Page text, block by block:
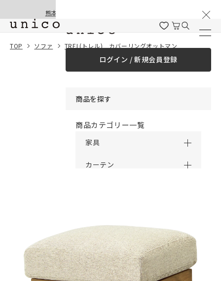
熊本地震の影響による配送遅延と停止について
ログイン / 新規会員登録
商品を探す
商品カテゴリー一覧
家具
カーテン
インテリア雑貨・その他
家具シリーズ一覧
TOP ソファ TREL(トレル) カバーリングオットマン
一緒に購入する